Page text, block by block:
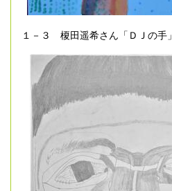
１－３ 榎田遥希さん「ＤＪの手」